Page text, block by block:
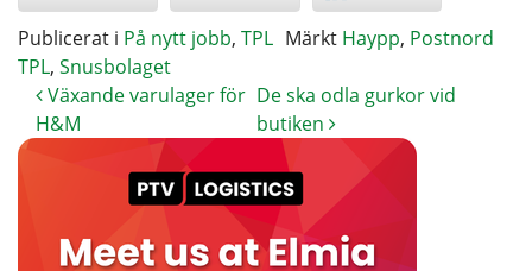
Publicerat i På nytt jobb, TPL Märkt Haypp, Postnord
TPL, Snusbolaget
Växande varulager för
H&M
De ska odla gurkor vid
butiken